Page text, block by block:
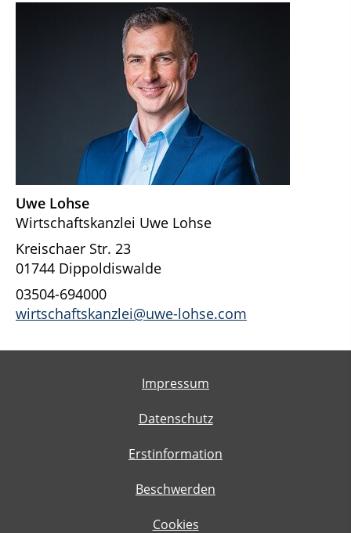
Uwe Lohse
Wirtschaftskanzlei Uwe Lohse
Kreischaer Str. 23
01744 Dippoldiswalde
03504-694000
wirtschaftskanzlei@uwe-lohse.com
Impressum
Datenschutz
Erstinformation
Beschwerden
Cookies